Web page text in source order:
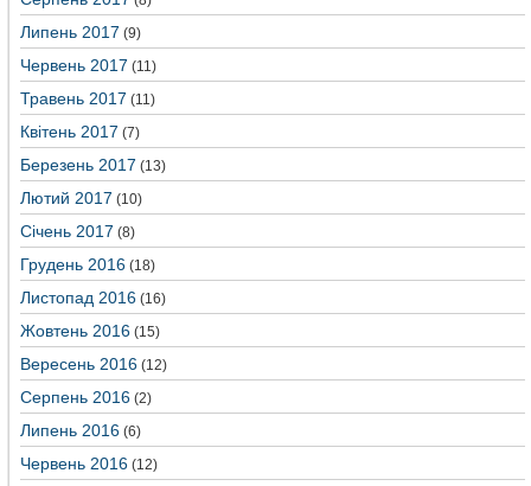
Липень 2017 (9)
Червень 2017 (11)
Травень 2017 (11)
Квітень 2017 (7)
Березень 2017 (13)
Лютий 2017 (10)
Січень 2017 (8)
Грудень 2016 (18)
Листопад 2016 (16)
Жовтень 2016 (15)
Вересень 2016 (12)
Серпень 2016 (2)
Липень 2016 (6)
Червень 2016 (12)